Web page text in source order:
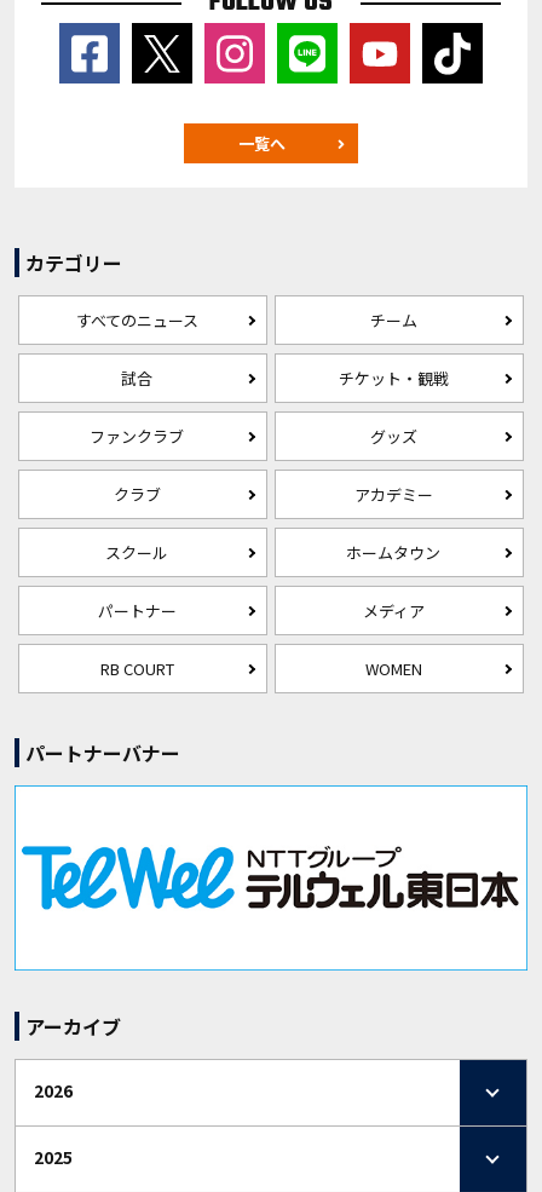
一覧へ
カテゴリー
すべてのニュース チーム
試合 チケット・観戦
ファンクラブ グッズ
クラブ アカデミー
スクール ホームタウン
パートナー メディア
RB COURT WOMEN
パートナーバナー
アーカイブ
2026
2025